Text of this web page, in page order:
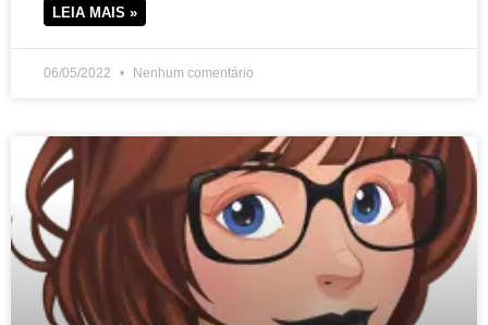
LEIA MAIS »
06/05/2022 Nenhum comentário